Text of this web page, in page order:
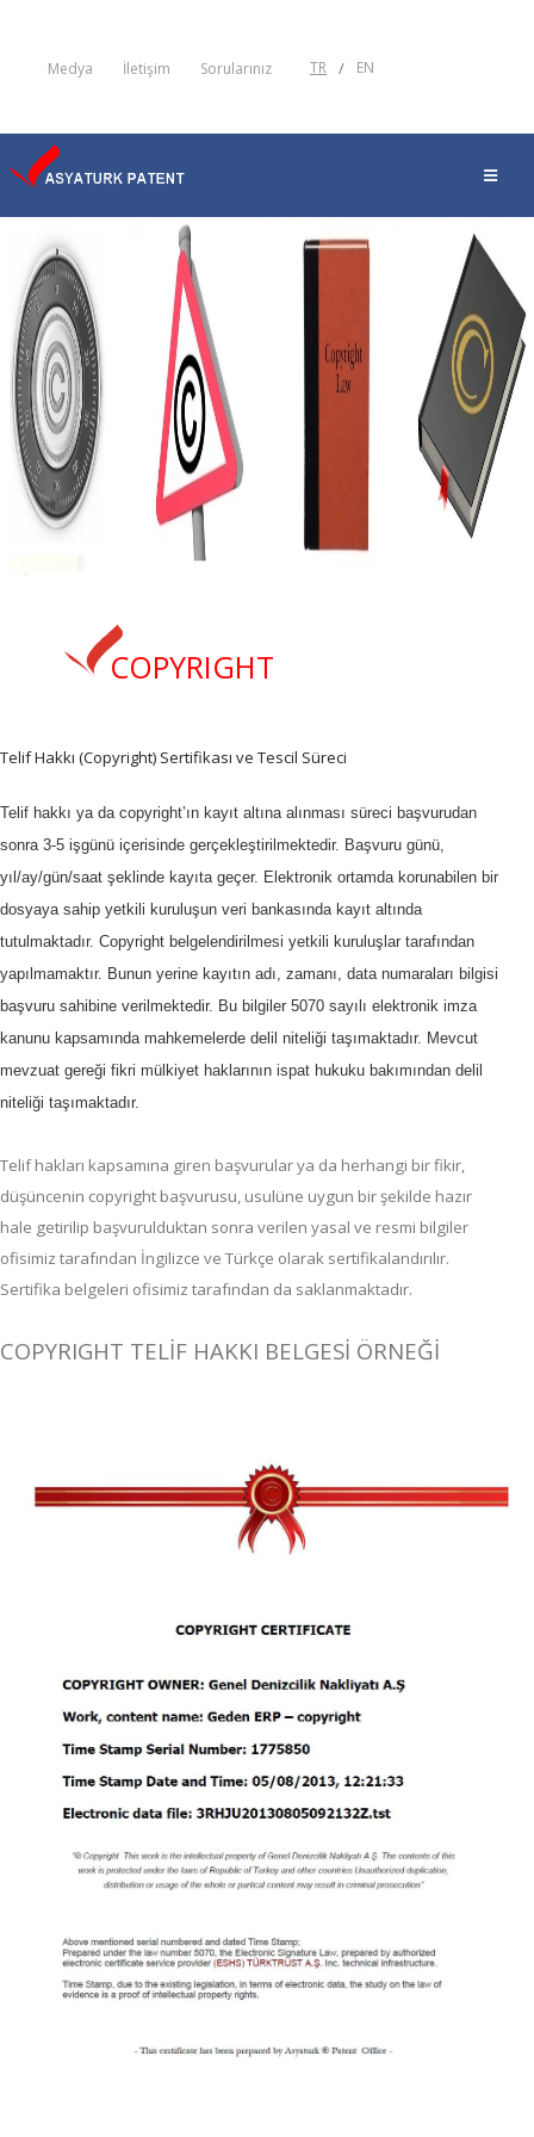
Medya İletişim Sorularınız TR / EN
COPYRIGHT
Telif Hakkı (Copyright) Sertifikası ve Tescil Süreci
Telif hakkı ya da copyright’ın kayıt altına alınması süreci başvurudan
sonra 3-5 işgünü içerisinde gerçekleştirilmektedir. Başvuru günü,
yıl/ay/gün/saat şeklinde kayıta geçer. Elektronik ortamda korunabilen bir
dosyaya sahip yetkili kuruluşun veri bankasında kayıt altında
tutulmaktadır. Copyright belgelendirilmesi yetkili kuruluşlar tarafından
yapılmamaktır. Bunun yerine kayıtın adı, zamanı, data numaraları bilgisi
başvuru sahibine verilmektedir. Bu bilgiler 5070 sayılı elektronik imza
kanunu kapsamında mahkemelerde delil niteliği taşımaktadır. Mevcut
mevzuat gereği fikri mülkiyet haklarının ispat hukuku bakımından delil
niteliği taşımaktadır.
Telif hakları kapsamına giren başvurular ya da herhangi bir fikir,
düşüncenin copyright başvurusu, usulüne uygun bir şekilde hazır
hale getirilip başvurulduktan sonra verilen yasal ve resmi bilgiler
ofisimiz tarafından İngilizce ve Türkçe olarak sertifikalandırılır.
Sertifika belgeleri ofisimiz tarafından da saklanmaktadır.
COPYRIGHT TELİF HAKKI BELGESİ ÖRNEĞİ